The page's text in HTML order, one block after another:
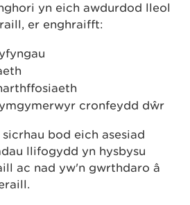
yn eich awdurdod lleol
er enghraifft:
cronfeydd dŵr
bod eich asesiad
llifogydd yn hysbysu
ac nad yw'n gwrthdaro â